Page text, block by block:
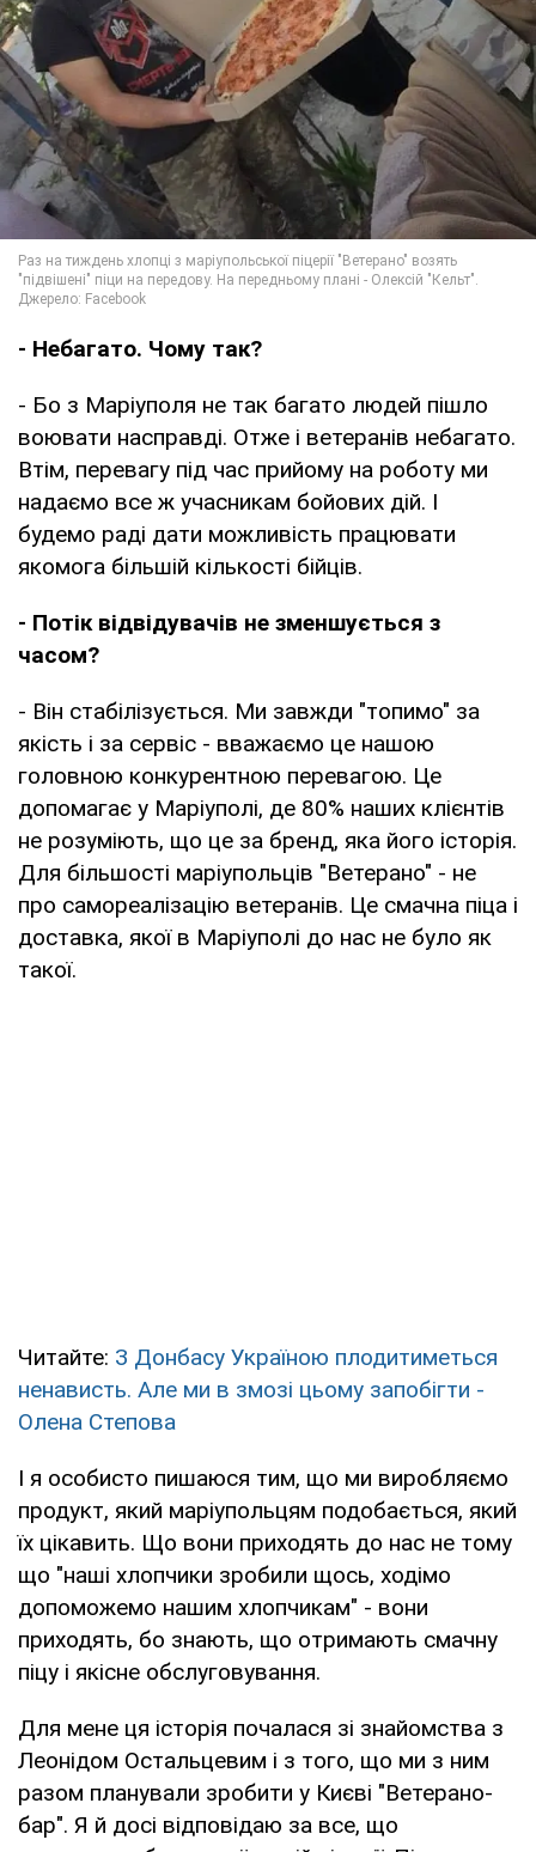
- Небагато. Чому так?
- Бо з Маріуполя не так багато людей пішло
воювати насправді. Отже і ветеранів небагато.
Втім, перевагу під час прийому на роботу ми
надаємо все ж учасникам бойових дій. І
будемо раді дати можливість працювати
якомога більшій кількості бійців.
- Потік відвідувачів не зменшується з
часом?
- Він стабілізується. Ми завжди "топимо" за
якість і за сервіс - вважаємо це нашою
головною конкурентною перевагою. Це
допомагає у Маріуполі, де 80% наших клієнтів
не розуміють, що це за бренд, яка його історія.
Для більшості маріупольців "Ветерано" - не
про самореалізацію ветеранів. Це смачна піца і
доставка, якої в Маріуполі до нас не було як
такої.
Читайте: З Донбасу Україною плодитиметься
ненависть. Але ми в змозі цьому запобігти -
Олена Степова
І я особисто пишаюся тим, що ми виробляємо
продукт, який маріупольцям подобається, який
їх цікавить. Що вони приходять до нас не тому
що "наші хлопчики зробили щось, ходімо
допоможемо нашим хлопчикам" - вони
приходять, бо знають, що отримають смачну
піцу і якісне обслуговування.
Для мене ця історія почалася зі знайомства з
Леонідом Остальцевим і з того, що ми з ним
разом планували зробити у Києві "Ветерано-
бар". Я й досі відповідаю за все, що